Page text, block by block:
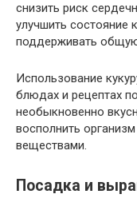
снизить риск
улучшить состояние
поддерживать
Использование
блюдах и рецептах
необыкновенно
восполнить
веществами.
Посадка и